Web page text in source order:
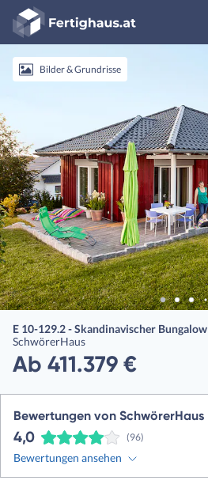
Fertighaus
Logo
AnmeldenBilder & Grundrisse
E 10-129.2 - Skandinavischer Bungalow
SchwörerHaus
Ab 411.379 €
Bewertungen von SchwörerHaus
4,0 (96)
Bewertungen ansehen